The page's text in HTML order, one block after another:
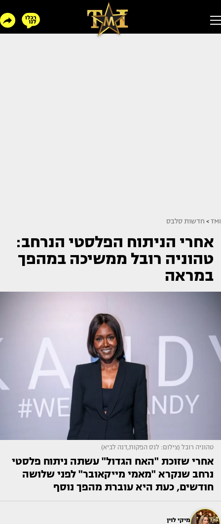
TMI
> חדשות סלבס
אחרי הניתוח הפלסטי הנרחב:
טהוניה רובל ממשיכה במהפך
במראה
טהוניה רובל (צילום: לנס הפקות,דנה לביא)
אחרי שזוכת "האח הגדול" עשתה ניתוח פלסטי
נרחב שנקרא "מאמי מייקאובר" לפני שלושה
חודשים, כעת היא עוברת מהפך נוסף
מיקי לוין